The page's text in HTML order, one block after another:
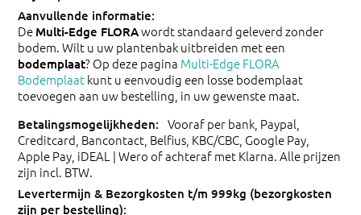
De Multi-Edge FLORAwordt standaard geleverd zonder
bodem. Wilt u uw plantenbak uitbreiden met een
bodemplaat? Op deze pagina Multi-Edge FLORA
Bodemplaatkunt u eenvoudig een losse bodemplaat
toevoegen aan uw bestelling, in uw gewenste maat.
Vooraf per bank, Paypal,
Creditcard, Bancontact, Belfius, KBC/CBC, Google Pay,
Apple Pay, iDEAL | Wero of achteraf met Klarna. Alle prijzen
zijn incl. BTW.